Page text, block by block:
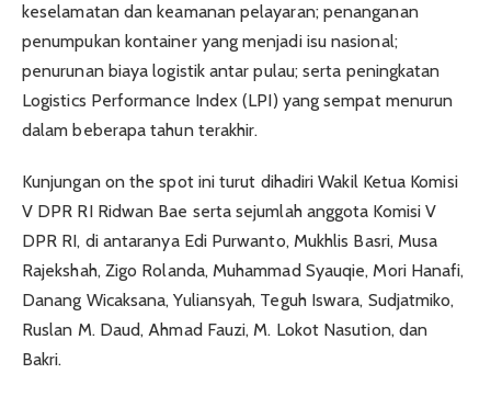
keselamatan dan keamanan pelayaran; penanganan
penumpukan kontainer yang menjadi isu nasional;
penurunan biaya logistik antar pulau; serta peningkatan
Logistics Performance Index (LPI) yang sempat menurun
dalam beberapa tahun terakhir.
Kunjungan on the spot ini turut dihadiri Wakil Ketua Komisi
V DPR RI Ridwan Bae serta sejumlah anggota Komisi V
DPR RI, di antaranya Edi Purwanto, Mukhlis Basri, Musa
Rajekshah, Zigo Rolanda, Muhammad Syauqie, Mori Hanafi,
Danang Wicaksana, Yuliansyah, Teguh Iswara, Sudjatmiko,
Ruslan M. Daud, Ahmad Fauzi, M. Lokot Nasution, dan
Bakri.